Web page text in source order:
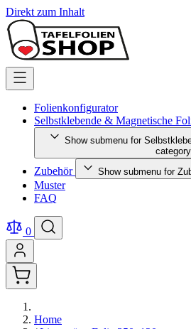
Direkt zum Inhalt
Folienkonfigurator
Selbstklebende & Magnetische
Show submenu for
category
Zubehör Show submenu for
Muster
FAQ
0
Home